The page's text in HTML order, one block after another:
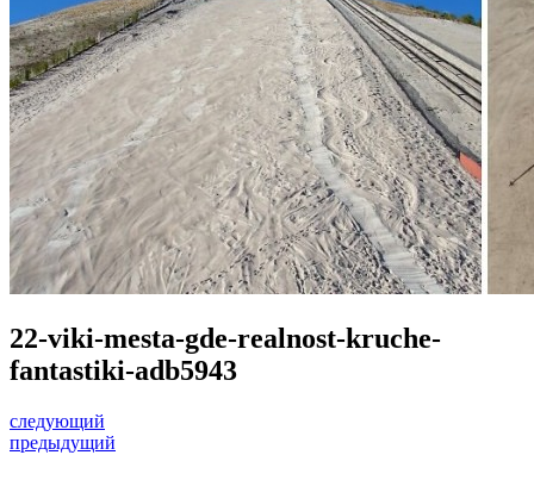
22-viki-mesta-gde-realnost-kruche-
fantastiki-adb5943
следующий
предыдущий